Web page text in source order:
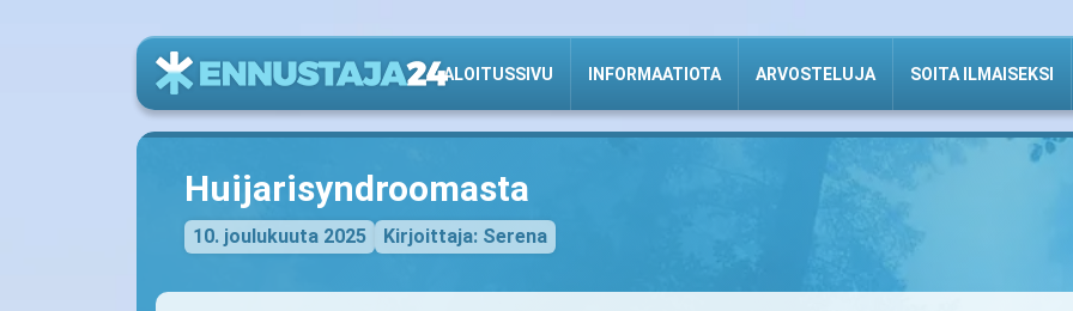
ALOITUSSIVU INFORMAATIOTA ARVOSTELUJA SOITA ILMAISEKSI
Huijarisyndroomasta
10. joulukuuta 2025 Kirjoittaja: Serena